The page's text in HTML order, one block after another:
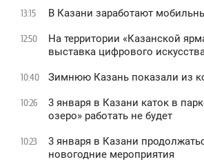
13:15 В Казани заработают
12:50
На территории «Казанской
выставка цифрового
10:40 Зимнюю Казань показали из
10:26
3 января в Казани каток в
oзеро» работать не будет
10:23
3 января в Казани
новогодние мероприятия